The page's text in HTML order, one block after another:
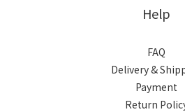
Help
FAQ
Delivery &
Payment
Return